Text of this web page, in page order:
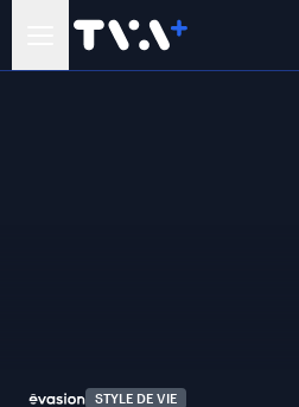
STYLE DE VIE